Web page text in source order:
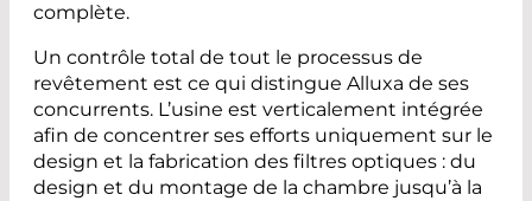
complète.
Un contrôle total de tout le processus de
revêtement est ce qui distingue Alluxa de ses
concurrents. L’usine est verticalement intégrée
afin de concentrer ses efforts uniquement sur le
design et la fabrication des filtres optiques : du
design et du montage de la chambre jusqu’à la